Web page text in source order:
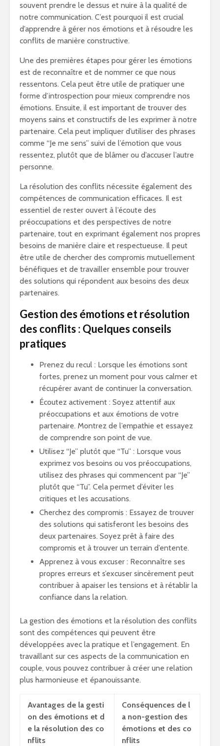
souvent prendre le dessus et nuire à la qualité de
notre communication. C’est pourquoi il est crucial
d’apprendre à gérer nos émotions et à résoudre les
conflits de manière constructive.
Une des premières étapes pour gérer les émotions
est de reconnaître et de nommer ce que nous
ressentons. Cela peut être utile de pratiquer une
forme d’introspection pour mieux comprendre nos
émotions. Ensuite, il est important de trouver des
moyens sains et constructifs de les exprimer à notre
partenaire. Cela peut impliquer d’utiliser des phrases
comme “Je me sens” suivi de l’émotion que vous
ressentez, plutôt que de blâmer ou d’accuser l’autre
personne.
La résolution des conflits nécessite également des
compétences de communication efficaces. Il est
essentiel de rester ouvert à l’écoute des
préoccupations et des perspectives de notre
partenaire, tout en exprimant également nos propres
besoins de manière claire et respectueuse. Il peut
être utile de chercher des compromis mutuellement
bénéfiques et de travailler ensemble pour trouver
des solutions qui répondent aux besoins des deux
partenaires.
Gestion des émotions et résolution
des conflits : Quelques conseils
pratiques
Prenez du recul : Lorsque les émotions sont
fortes, prenez un moment pour vous calmer et
récupérer avant de continuer la conversation.
Écoutez activement : Soyez attentif aux
préoccupations et aux émotions de votre
partenaire. Montrez de l’empathie et essayez
de comprendre son point de vue.
Utilisez “Je” plutôt que “Tu” : Lorsque vous
exprimez vos besoins ou vos préoccupations,
utilisez des phrases qui commencent par “Je”
plutôt que “Tu”. Cela permet d’éviter les
critiques et les accusations.
Cherchez des compromis : Essayez de trouver
des solutions qui satisferont les besoins des
deux partenaires. Soyez prêt à faire des
compromis et à trouver un terrain d’entente.
Apprenez à vous excuser : Reconnaître ses
propres erreurs et s’excuser sincèrement peut
contribuer à apaiser les tensions et à rétablir la
confiance dans la relation.
La gestion des émotions et la résolution des conflits
sont des compétences qui peuvent être
développées avec la pratique et l’engagement. En
travaillant sur ces aspects de la communication en
couple, vous pouvez contribuer à créer une relation
plus harmonieuse et épanouissante.
Avantages de la gesti
on des émotions et d
e la résolution des co
nflits
Conséquences de l
a non-gestion des
émotions et des co
nflits